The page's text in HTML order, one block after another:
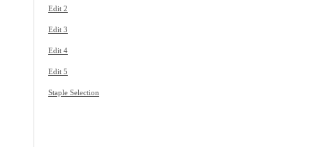
Edit 2
Edit 3
Edit 4
Edit 5
Staple Selection